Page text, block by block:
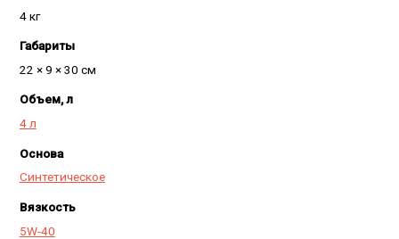
4 кг
Габариты
22 × 9 × 30 см
Объем, л
4 л
Основа
Синтетическое
Вязкость
5W-40